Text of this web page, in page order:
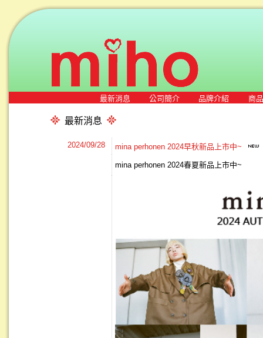
最新消息 公司簡介 品牌介紹 商
最新消息
2024/09/28 mina perhonen 2024早秋新品上市中~
mina perhonen 2024春夏新品上市中~